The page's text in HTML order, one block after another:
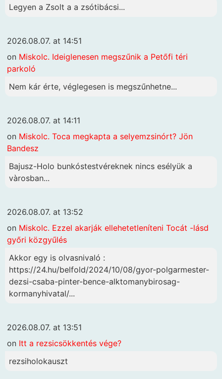
Legyen a Zsolt a a zsótibácsi...
2026.08.07. at 14:51
on Miskolc. Ideiglenesen megszűnik a Petőfi téri
parkoló
Nem kár érte, véglegesen is megszűnhetne...
2026.08.07. at 14:11
on Miskolc. Toca megkapta a selyemzsinórt? Jön
Bandesz
Bajusz-Holo bunkóstestvéreknek nincs esélyük a
vàrosban...
2026.08.07. at 13:52
on Miskolc. Ezzel akarják ellehetetleníteni Tocát -lásd
győri közgyűlés
Akkor egy is olvasnivaló :
https://24.hu/belfold/2024/10/08/gyor-polgarmester-
dezsi-csaba-pinter-bence-alktomanybirosag-
kormanyhivatal/...
2026.08.07. at 13:51
on Itt a rezsicsökkentés vége?
rezsiholokauszt